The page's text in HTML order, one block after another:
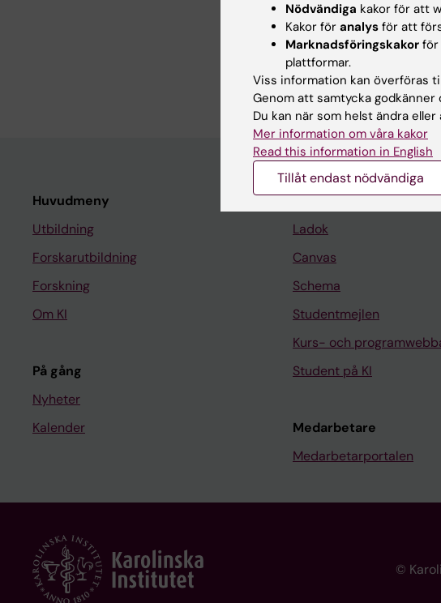
ARTICLE: JAMA NEUROLOGY.
Effect of Irrigation Fluid
Subdural Hematoma A
Bartley A; Bartek JJ; Jakola AS;
Huvudmeny
Utbildning
Forskarutbildning
Forskning
Om KI
På gång
Nyheter
Kalender
Student
Ladok
Canvas
Schema
Studentmejlen
Kurs- och
Student på KI
Medarbetare
Medarbetarportalen
©
Nödvändiga kakor för att
Kakor för analys för att
Marknadsföringskakor för
plattformar.
Viss information kan överföras
Genom att samtycka
Du kan när som helst ändra
Mer information om våra kakor
Read this information in English
Tillåt endast nödvändiga